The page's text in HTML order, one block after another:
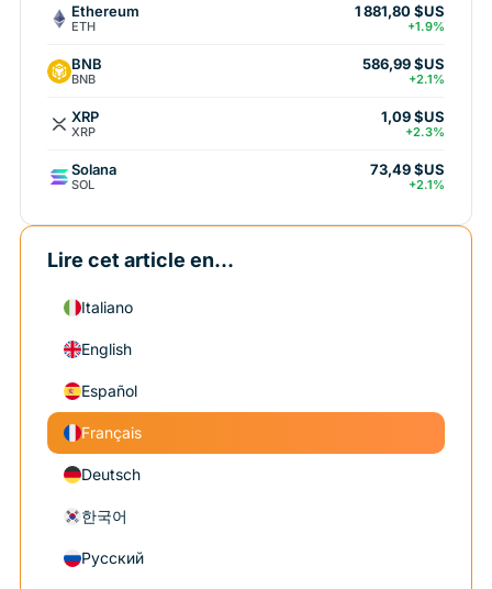
Ethereum
ETH
1 881,80 $US
+1.9%
BNB
BNB
586,99 $US
+2.1%
XRP
XRP
1,09 $US
+2.3%
Solana
SOL
73,49 $US
+2.1%
Lire cet article en...
Italiano
English
Español
Français
Deutsch
한국어
Русский